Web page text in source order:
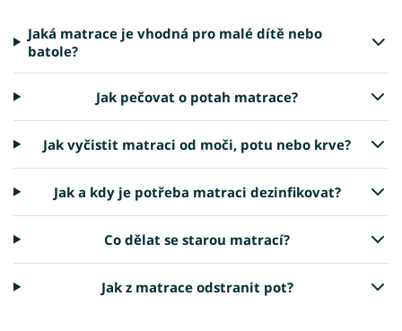
Jaká matrace je vhodná pro malé dítě nebo
batole?
Jak pečovat o potah matrace?
Jak vyčistit matraci od moči, potu nebo krve?
Jak a kdy je potřeba matraci dezinfikovat?
Co dělat se starou matrací?
Jak z matrace odstranit pot?